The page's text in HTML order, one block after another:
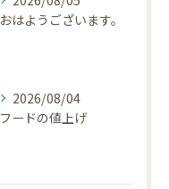
おはようございます。
2026/08/04
フードの値上げ